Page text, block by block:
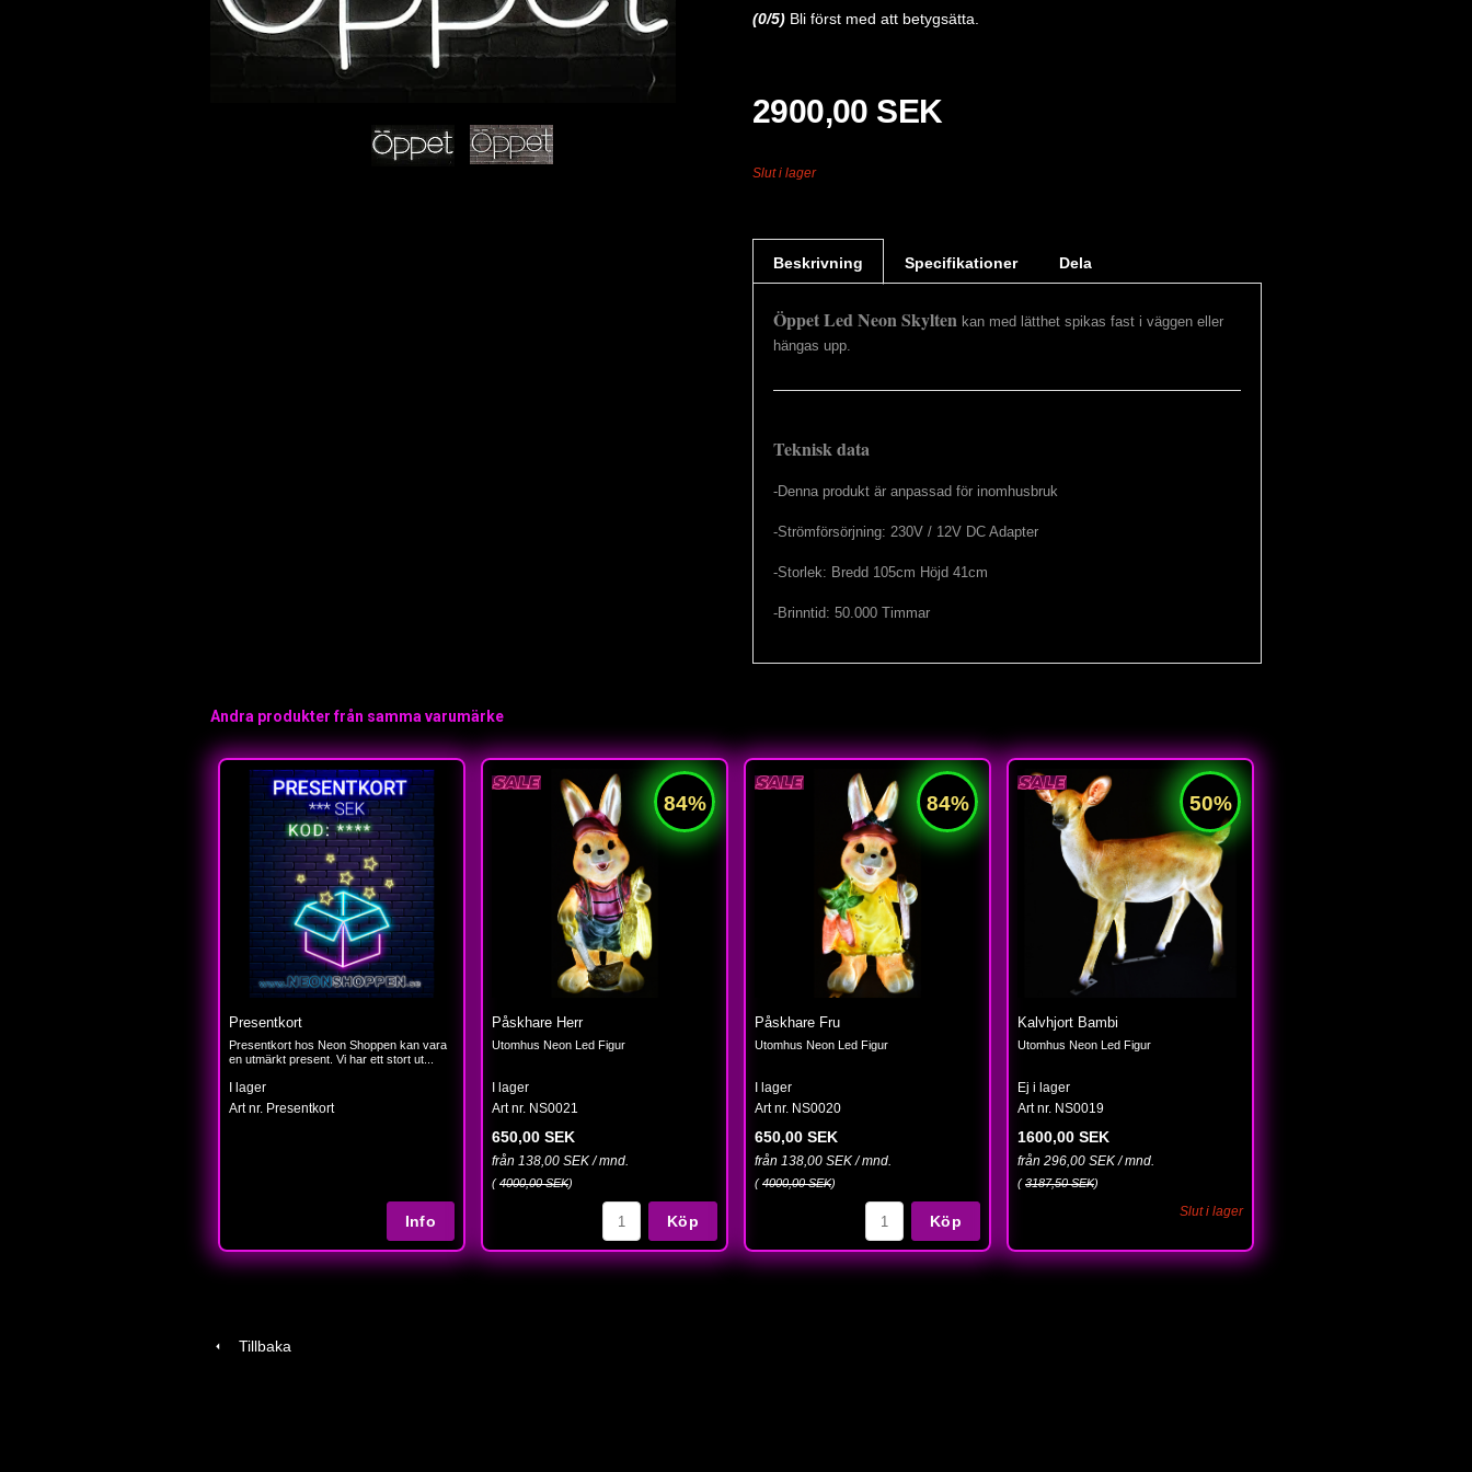
(0/5) Bli först med att betygsätta.
2900,00 SEK
Slut i lager
Beskrivning Specifikationer Dela
Öppet Led Neon Skylten kan med lätthet spikas fast i väggen eller
hängas upp.
Teknisk data
-Denna produkt är anpassad för inomhusbruk
-Strömförsörjning: 230V / 12V DC Adapter
-Storlek: Bredd 105cm Höjd 41cm
-Brinntid: 50.000 Timmar
Andra produkter från samma varumärke
Presentkort
Presentkort hos Neon Shoppen kan vara
en utmärkt present. Vi har ett stort ut...
I lager
Art nr. Presentkort
Påskhare Herr
Utomhus Neon Led Figur
I lager
Art nr. NS0021
650,00 SEK
från 138,00 SEK / mnd.
(4000,00 SEK)
Köp
Påskhare Fru
Utomhus Neon Led Figur
I lager
Art nr. NS0020
650,00 SEK
från 138,00 SEK / mnd.
(4000,00 SEK)
Köp
Kalvhjort Bambi
Utomhus Neon Led Figur
Ej i lager
Art nr. NS0019
1600,00 SEK
från 296,00 SEK / mnd.
(3187,50 SEK)
Slut i lager
Tillbaka